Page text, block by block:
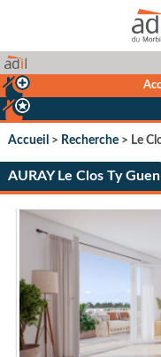
Accueil > Recherche> Le
AURAY Le Clos Ty Guen